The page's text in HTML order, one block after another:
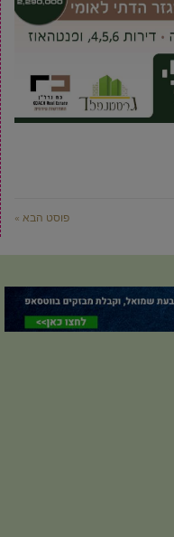
פוסט הבא »